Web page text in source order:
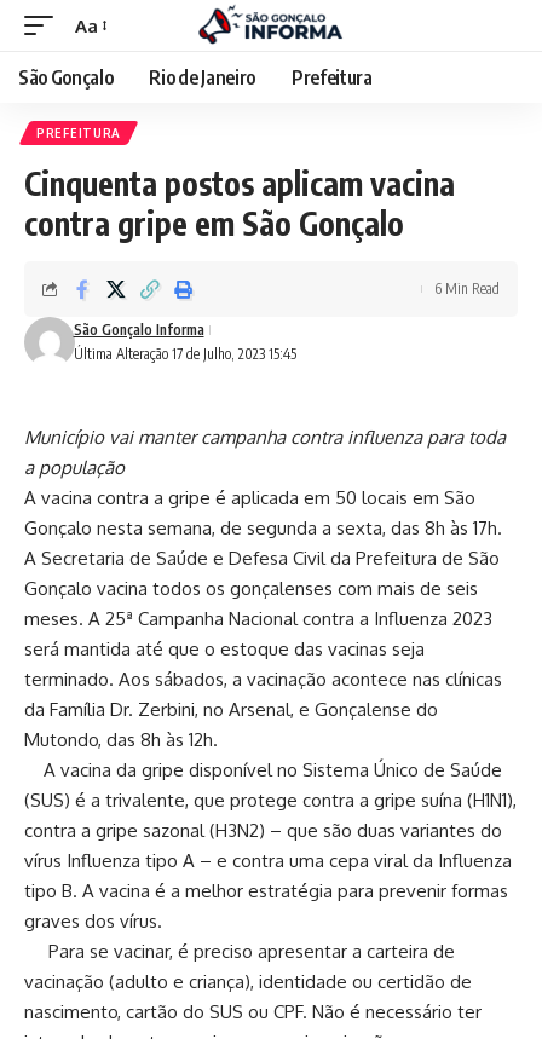
Aa
São Gonçalo Rio de Janeiro Prefeitura
PREFEITURA
Cinquenta postos aplicam vacina
contra gripe em São Gonçalo
Última Alteração 17 de Julho, 2023 15:45
São Gonçalo Informa
6 Min Read
Município vai manter campanha contra influenza para toda
a população
A vacina contra a gripe é aplicada em 50 locais em São
Gonçalo nesta semana, de segunda a sexta, das 8h às 17h.
A Secretaria de Saúde e Defesa Civil da Prefeitura de São
Gonçalo vacina todos os gonçalenses com mais de seis
meses. A 25ª Campanha Nacional contra a Influenza 2023
será mantida até que o estoque das vacinas seja
terminado. Aos sábados, a vacinação acontece nas clínicas
da Família Dr. Zerbini, no Arsenal, e Gonçalense do
Mutondo, das 8h às 12h.
A vacina da gripe disponível no Sistema Único de Saúde
(SUS) é a trivalente, que protege contra a gripe suína (H1N1),
contra a gripe sazonal (H3N2) – que são duas variantes do
vírus Influenza tipo A – e contra uma cepa viral da Influenza
tipo B. A vacina é a melhor estratégia para prevenir formas
graves dos vírus.
Para se vacinar, é preciso apresentar a carteira de
vacinação (adulto e criança), identidade ou certidão de
nascimento, cartão do SUS ou CPF. Não é necessário ter